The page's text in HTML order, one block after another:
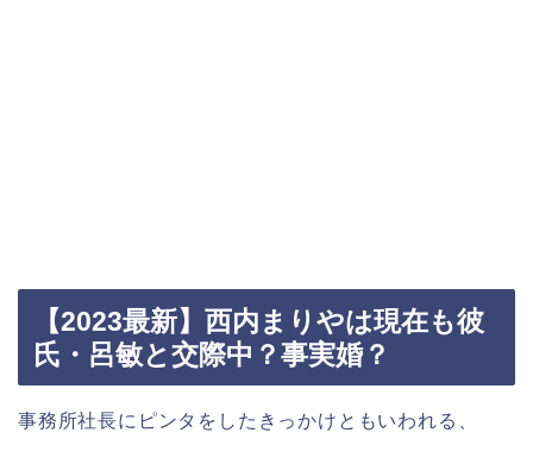
【2023最新】西内まりやは現在も彼
氏・呂敏と交際中？事実婚？
事務所社長にピンタをしたきっかけともいわれる、